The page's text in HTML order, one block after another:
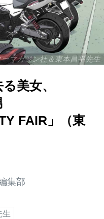
マガジン社＆東本昌平先生
美女、
FAIR」（東
集部
生